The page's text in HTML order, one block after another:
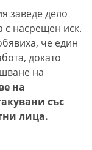
заведе дело
с насрещен иск.
че един
докато
на
на
със
лица.